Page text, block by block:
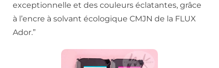
exceptionnelle et des couleurs éclatantes, grâce
à l’encre à solvant écologique CMJN de la FLUX
Ador.”